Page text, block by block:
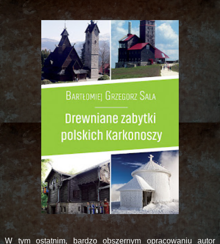
W tym ostatnim, bardzo obszernym opracowaniu autor